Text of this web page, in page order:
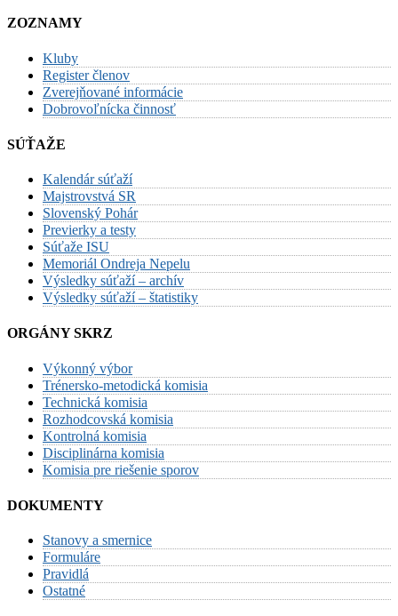
ZOZNAMY
Kluby
Register členov
Zverejňované informácie
Dobrovoľnícka činnosť
SÚŤAŽE
Kalendár súťaží
Majstrovstvá SR
Slovenský Pohár
Previerky a testy
Súťaže ISU
Memoriál Ondreja Nepelu
Výsledky súťaží – archív
Výsledky súťaží – štatistiky
ORGÁNY SKRZ
Výkonný výbor
Trénersko-metodická komisia
Technická komisia
Rozhodcovská komisia
Kontrolná komisia
Disciplinárna komisia
Komisia pre riešenie sporov
DOKUMENTY
Stanovy a smernice
Formuláre
Pravidlá
Ostatné